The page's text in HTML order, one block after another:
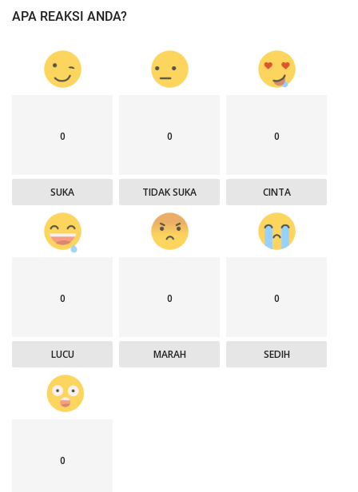
APA REAKSI ANDA?
0
SUKA
0
TIDAK SUKA
0
CINTA
0
LUCU
0
MARAH
0
SEDIH
0